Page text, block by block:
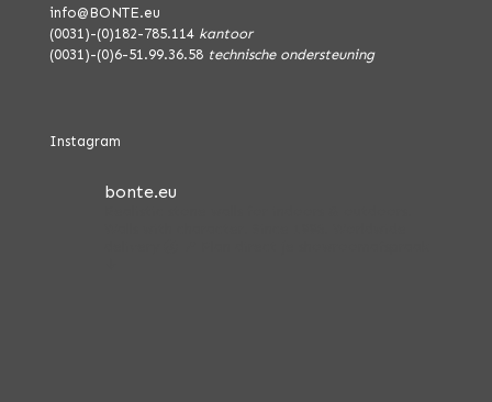
info@BONTE.eu
(0031)-(0)182-785.114 kantoor
(0031)-(0)6-51.99.36.58 technische ondersteuning
Instagram
bonte.eu